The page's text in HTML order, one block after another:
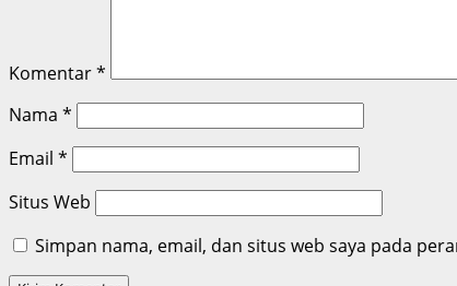
Komentar*
Nama *
Email *
Situs Web
Simpan nama, email, dan situs web saya pada